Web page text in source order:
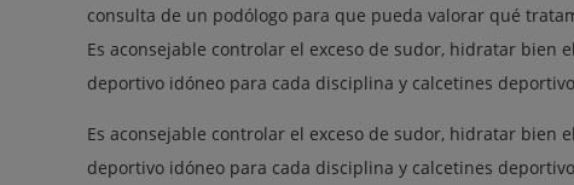
consulta de un podólogo para que pueda valorar qué
Es aconsejable controlar el exceso de sudor, hidratar bien
deportivo idóneo para cada disciplina y calcetines
Es aconsejable controlar el exceso de sudor, hidratar bien
deportivo idóneo para cada disciplina y calcetines